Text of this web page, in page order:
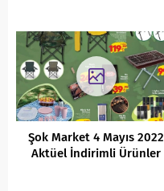
Şok Market 4 Mayıs 2022
Aktüel İndirimli Ürünler